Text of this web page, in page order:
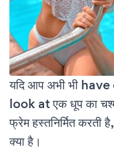
यदि आप अभी भी
look at एक धूप का
फ्रेम हस्तनिर्मित
क्या है।